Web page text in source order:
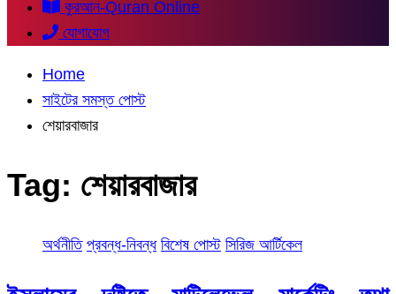
কুরআন-Quran Online
যোগাযোগ
Home
সাইটের সমস্ত পোস্ট
শেয়ারবাজার
Tag: শেয়ারবাজার
অর্থনীতি প্রবন্ধ-নিবন্ধ বিশেষ পোস্ট সিরিজ আর্টিকেল